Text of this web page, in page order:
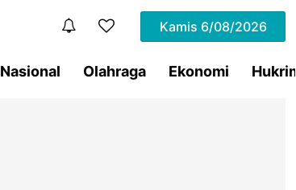
Kamis 6/08/2026
Nasional Olahraga Ekonomi Hukrim